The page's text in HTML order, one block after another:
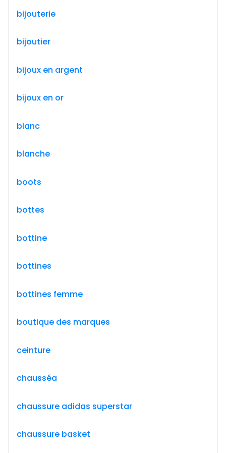
bijouterie
bijoutier
bijoux en argent
bijoux en or
blanc
blanche
boots
bottes
bottine
bottines
bottines femme
boutique des marques
ceinture
chausséa
chaussure adidas superstar
chaussure basket